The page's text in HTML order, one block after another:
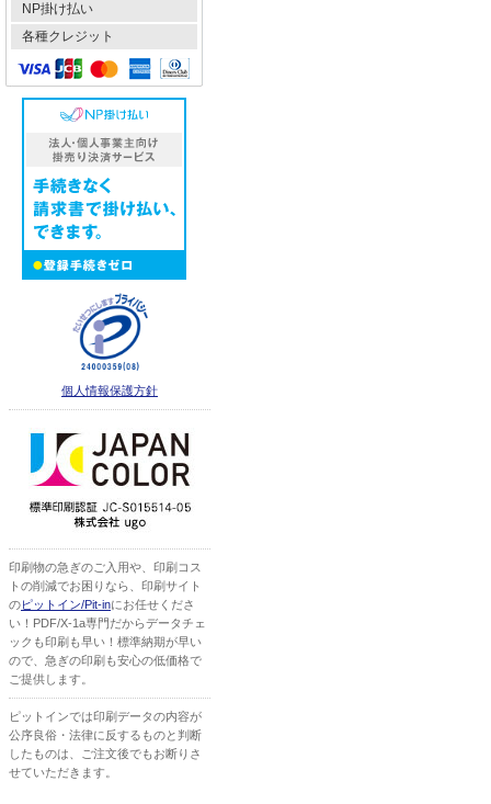
NP掛け払い
各種クレジット
個人情報保護方針
印刷物の急ぎのご入用や、印刷コス
トの削減でお困りなら、印刷サイト
のピットイン/Pit-inにお任せくださ
い！PDF/X-1a専門だからデータチェ
ックも印刷も早い！標準納期が早い
ので、急ぎの印刷も安心の低価格で
ご提供します。
ピットインでは印刷データの内容が
公序良俗・法律に反するものと判断
したものは、ご注文後でもお断りさ
せていただきます。